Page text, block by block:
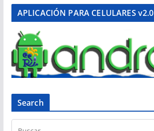
APLICACIÓN PARA CELULARES v2.0
Search